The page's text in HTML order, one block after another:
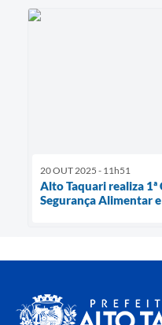
20 OUT 2025 - 11h51
Alto Taquari realiza
Segurança Alimentar